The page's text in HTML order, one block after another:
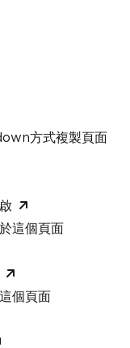
方式複製頁面
這個頁面
個頁面